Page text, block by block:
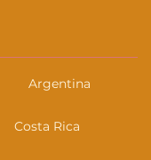
Argentina
Costa Rica